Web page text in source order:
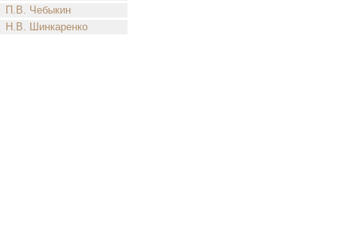
П.В. Чебыкин
Н.В. Шинкаренко